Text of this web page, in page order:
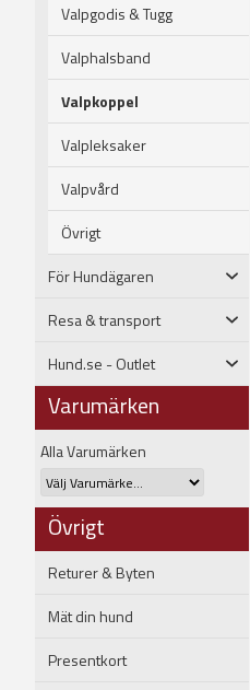
Valpgodis & Tugg
Valphalsband
Valpkoppel
Valpleksaker
Valpvård
Övrigt
För Hundägaren
Resa & transport
Hund.se - Outlet
Varumärken
Alla Varumärken
Övrigt
Returer & Byten
Mät din hund
Presentkort